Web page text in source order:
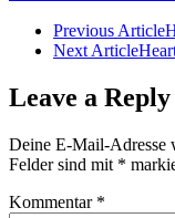
Previous Article
Next Article
Leave a Reply
Deine E-Mail-Adresse
Felder sind mit *
Kommentar *